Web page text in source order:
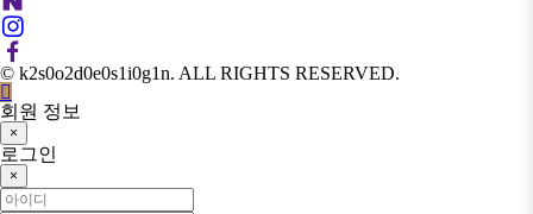
© k2s0o2d0e0s1i0g1n. ALL RIGHTS RESERVED.
회원 정보
×
로그인
×